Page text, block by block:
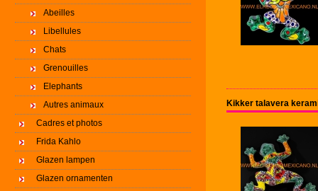
Abeilles
Libellules
Chats
Grenouilles
Elephants
Autres animaux
Cadres et photos
Frida Kahlo
Glazen lampen
Glazen ornamenten
Kikker talavera